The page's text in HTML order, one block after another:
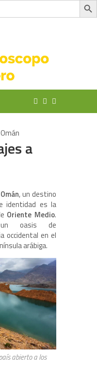
a
, un destino
identidad es la
Oriente Medio.
oasis de
occidental en el
arábiga.
abierto a los